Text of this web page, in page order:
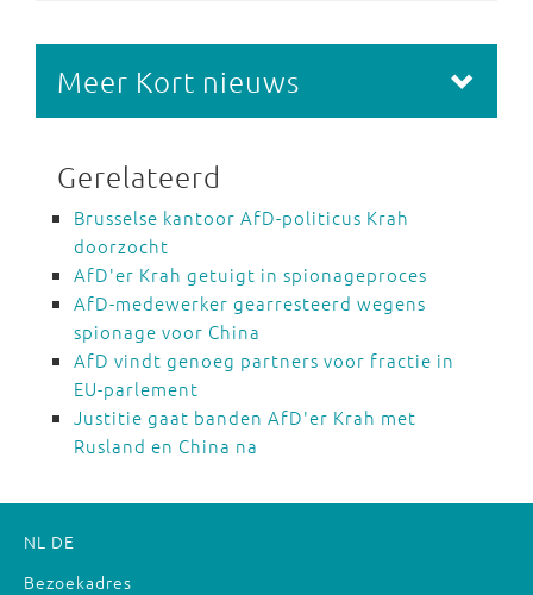
Meer Kort nieuws
Gerelateerd
Brusselse kantoor AfD-politicus Krah
doorzocht
AfD'er Krah getuigt in spionageproces
AfD-medewerker gearresteerd wegens
spionage voor China
AfD vindt genoeg partners voor fractie in
EU-parlement
Justitie gaat banden AfD'er Krah met
Rusland en China na
NL DE
Bezoekadres